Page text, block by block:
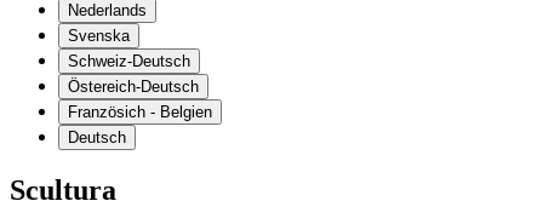
Nederlands
Svenska
Schweiz-Deutsch
Östereich-Deutsch
Französich - Belgien
Deutsch
Scultura